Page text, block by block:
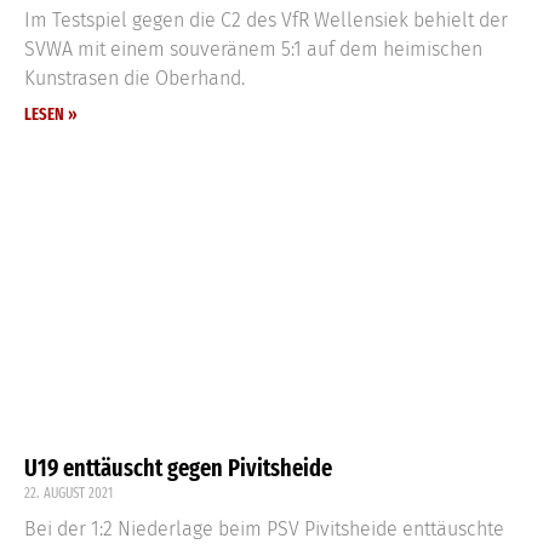
Im Testspiel gegen die C2 des VfR Wellensiek behielt der
SVWA mit einem souveränem 5:1 auf dem heimischen
Kunstrasen die Oberhand.
LESEN »
U19 enttäuscht gegen Pivitsheide
22. AUGUST 2021
Bei der 1:2 Niederlage beim PSV Pivitsheide enttäuschte